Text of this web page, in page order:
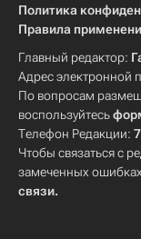
Политика
Правила
Главный редактор:
Адрес электронной
По вопросам
воспользуйтесь
Телефон Редакции:
Чтобы связаться с
замеченных
связи.